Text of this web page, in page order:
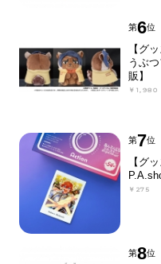
第6位
【グ
うぶ
販】
￥1,980
第7位
【グ
￥275
第8位